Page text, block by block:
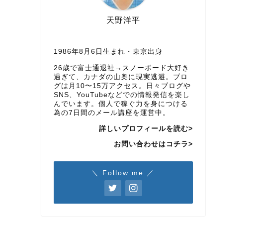
天野洋平
1986年8月6日生まれ・東京出身
26歳で富士通退社→スノーボード大好き
過ぎて、カナダの山奥に現実逃避。ブロ
グは月10〜15万アクセス。日々ブログや
SNS、YouTubeなどでの情報発信を楽し
んでいます。個人で稼ぐ力を身につける
為の7日間のメール講座を運営中。
詳しいプロフィールを読む>
お問い合わせはコチラ>
＼ Follow me ／